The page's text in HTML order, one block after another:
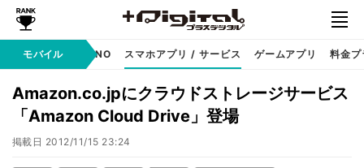
モバイル
携帯キャリア MVNO スマホアプリ / サービス ゲームアプリ 料金プ
Amazon.co.jpにクラウドストレージサービス
「Amazon Cloud Drive」登場
掲載日 2012/11/15 23:24